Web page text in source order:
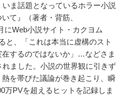
ま話題となっているホラー小説
て』（著者・背筋、
にWeb小説サイト・カクヨム
と、「これは本当に虚構のスト
するのではないか」…などさま
ました。小説の世界観に引きず
を帯びた議論が巻き起こり、瞬
万PVを超えるヒットを記録しま